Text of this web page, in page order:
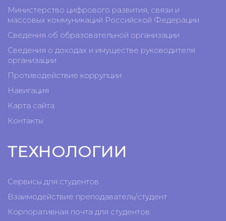
Министерство цифрового развития, связи и
массовых коммуникаций Российской Федерации
Сведения об образовательной организации
Сведения о доходах и имуществе руководителя
организации
Противодействие коррупции
Навигация
Карта сайта
Контакты
ТЕХНОЛОГИИ
Сервисы для студентов
Взаимодействие преподаватель/студент
Корпоративная почта для студентов